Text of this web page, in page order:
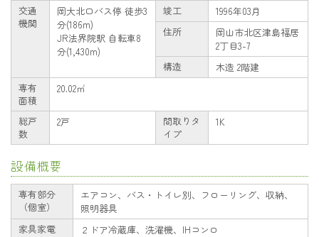
交通
機関
岡大北口バス停 徒歩3
分(186m)
JR法界院駅 自転車8
分(1,430m)
竣工
1996年03月
住所
岡山市北区津島福居
2丁目3-7
構造
木造 2階建
専有
面積
20.02㎡
総戸
数
2戸
間取りタ
イプ
1K
設備概要
専有部分
（個室）
エアコン、バス・トイレ別、フローリング、収納、
照明器具
家具家電
２ドア冷蔵庫、洗濯機、IHコンロ